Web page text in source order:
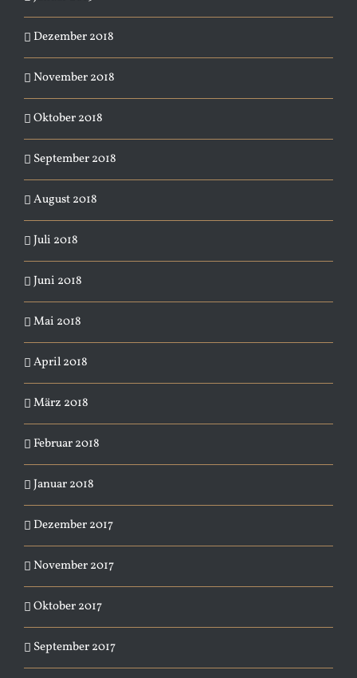
Dezember 2018
November 2018
Oktober 2018
September 2018
August 2018
Juli 2018
Juni 2018
Mai 2018
April 2018
März 2018
Februar 2018
Januar 2018
Dezember 2017
November 2017
Oktober 2017
September 2017